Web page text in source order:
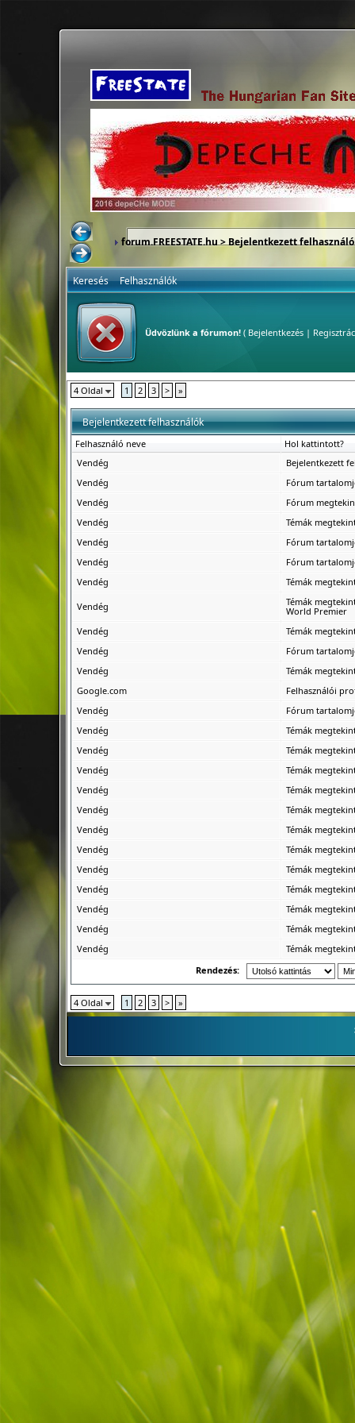
forum.FREESTATE.hu> Bejelentkezett
Keresés Felhasználók
Üdvözlünk a fórumon!( Bejelentkezés|
4 Oldal 1 2 3 > »
Bejelentkezett felhasználók
Felhasználó neve
Hol kattintott?
Vendég
Bejelentkezett
Vendég
Fórum
Vendég
Fórum
Vendég
Témák
Vendég
Fórum
Vendég
Fórum
Vendég
Témák
Vendég
Témák
World Premier
Vendég
Témák
Vendég
Fórum
Vendég
Témák
Google.com
Felhasználói
Vendég
Fórum
Vendég
Témák
Vendég
Témák
Vendég
Témák
Vendég
Témák
Vendég
Témák
Vendég
Témák
Vendég
Témák
Vendég
Témák
Vendég
Témák
Vendég
Témák
Vendég
Témák
Vendég
Témák
Rendezés:
4 Oldal 1 2 3 > »